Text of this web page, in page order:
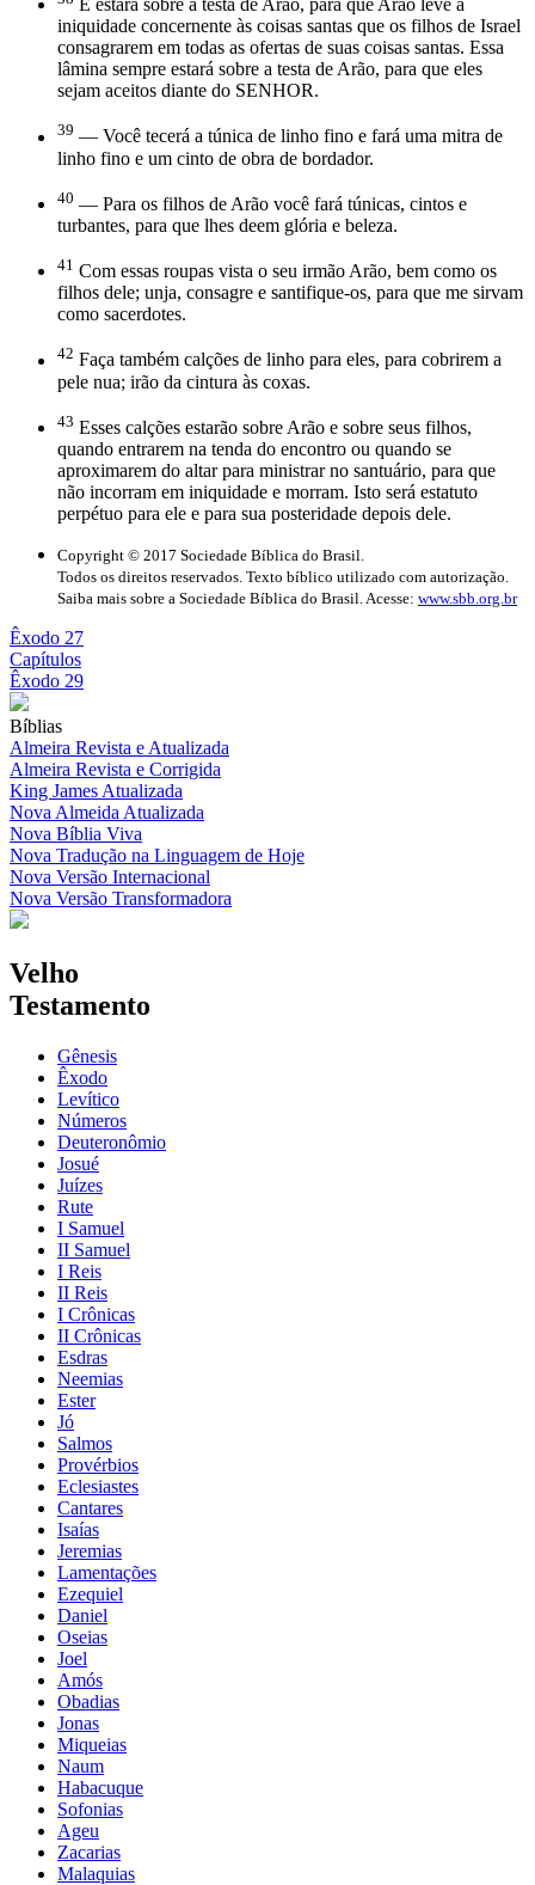
E estará sobre a testa de Arão, para que Arão leve a
iniquidade concernente às coisas santas que os filhos de Israel
consagrarem em todas as ofertas de suas coisas santas. Essa
lâmina sempre estará sobre a testa de Arão, para que eles
sejam aceitos diante do SENHOR.
39 — Você tecerá a túnica de linho fino e fará uma mitra de
linho fino e um cinto de obra de bordador.
40 — Para os filhos de Arão você fará túnicas, cintos e
turbantes, para que lhes deem glória e beleza.
41 Com essas roupas vista o seu irmão Arão, bem como os
filhos dele; unja, consagre e santifique-os, para que me sirvam
como sacerdotes.
42 Faça também calções de linho para eles, para cobrirem a
pele nua; irão da cintura às coxas.
43 Esses calções estarão sobre Arão e sobre seus filhos,
quando entrarem na tenda do encontro ou quando se
aproximarem do altar para ministrar no santuário, para que
não incorram em iniquidade e morram. Isto será estatuto
perpétuo para ele e para sua posteridade depois dele.
Copyright © 2017 Sociedade Bíblica do Brasil.
Todos os direitos reservados. Texto bíblico utilizado com autorização.
Saiba mais sobre a Sociedade Bíblica do Brasil. Acesse: www.sbb.org.br
Êxodo 27
Capítulos
Êxodo 29
Bíblias
Almeira Revista e Atualizada
Almeira Revista e Corrigida
King James Atualizada
Nova Almeida Atualizada
Nova Bíblia Viva
Nova Tradução na Linguagem de Hoje
Nova Versão Internacional
Nova Versão Transformadora
Velho
Testamento
Gênesis
Êxodo
Levítico
Números
Deuteronômio
Josué
Juízes
Rute
I Samuel
II Samuel
I Reis
II Reis
I Crônicas
II Crônicas
Esdras
Neemias
Ester
Jó
Salmos
Provérbios
Eclesiastes
Cantares
Isaías
Jeremias
Lamentações
Ezequiel
Daniel
Oseias
Joel
Amós
Obadias
Jonas
Miqueias
Naum
Habacuque
Sofonias
Ageu
Zacarias
Malaquias